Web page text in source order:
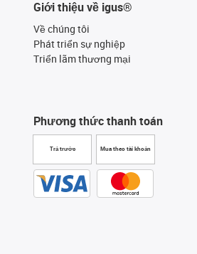
Giới thiệu về igus®
Về chúng tôi
Phát triển sự nghiệp
Triển lãm thương mại
Phương thức thanh toán
Trả trước Mua theo tài khoản